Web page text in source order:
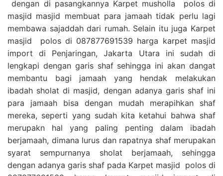
dengan di pasangkannya Karpet musholla polos di
masjid masjid membuat para jamaah tidak perlu lagi
membawa sajaddah dari rumah. Selain itu juga Karpet
masjid polos di 087877691539 harga karpet masjid
import di Penjaringan, Jakarta Utara ini sudah di
lengkapi dengan garis shaf sehingga ini akan dangat
membantu bagi jamaah yang hendak melakukan
ibadah sholat di masjid, dengan adanya garis shaf ini
para jamaah bisa dengan mudah merapihkan shaf
mereka, seperti yang sudah kita ketahui bahwa shaf
merupakn hal yang paling penting dalam ibadah
berjamaah, dimana lurus dan rapatnya shaf merupakan
syarat sempurnanya sholat berjamaah, sehingga
dengan adanya garis shaf pada Karpet masjid polos di